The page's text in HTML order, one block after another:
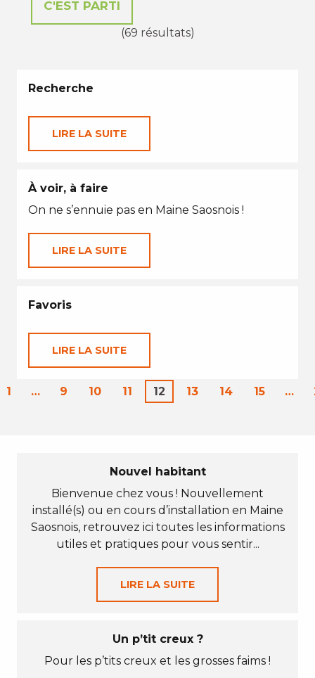
(69 résultats)
Recherche
LIRE LA SUITE
À voir, à faire
On ne s’ennuie pas en Maine Saosnois !
LIRE LA SUITE
Favoris
LIRE LA SUITE
1 … 9 10 11 12 13 14 15 …
Nouvel habitant
Bienvenue chez vous ! Nouvellement
installé(s) ou en cours d’installation en Maine
Saosnois, retrouvez ici toutes les informations
utiles et pratiques pour vous sentir...
LIRE LA SUITE
Un p’tit creux ?
Pour les p’tits creux et les grosses faims !